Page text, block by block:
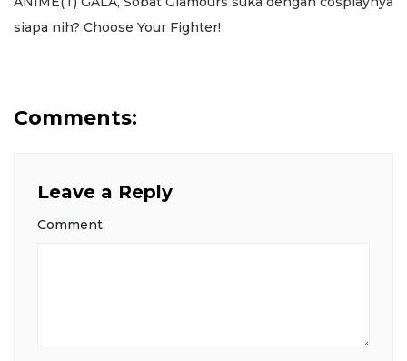
siapa nih? Choose Your Fighter!
Comments:
Leave a Reply
Comment